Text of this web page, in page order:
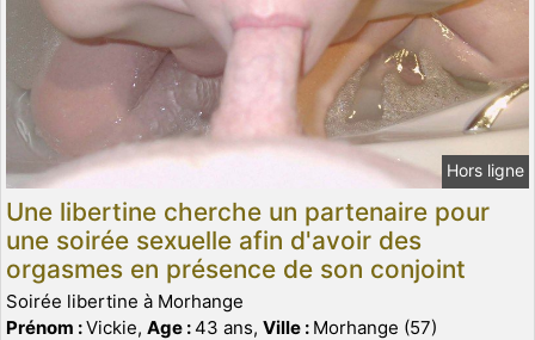
Hors ligne
Une libertine cherche un partenaire pour
une soirée sexuelle afin d'avoir des
orgasmes en présence de son conjoint
Soirée libertine à Morhange
Prénom :Vickie, Age :43 ans, Ville : Morhange (57)